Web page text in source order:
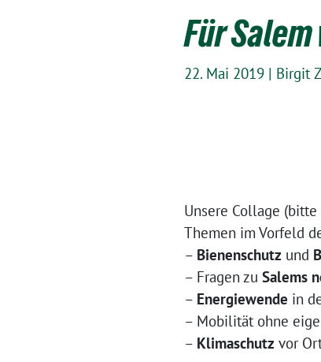
Für
22. Mai 2019 | Birgit
Unsere Collage
Themen im Vorfeld
– Bienenschutz und
– Fragen zu Salems
– Energiewende in
– Mobilität ohne
– Klimaschutz vor